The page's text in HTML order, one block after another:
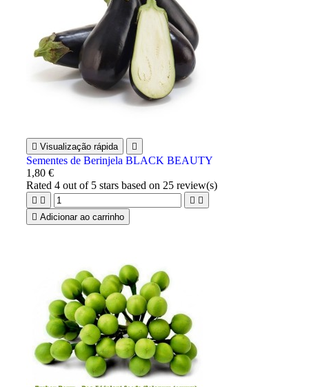
 Visualização rápida 
Sementes de Berinjela BLACK BEAUTY
1,80 €
Rated4 out of 5 stars based on 25 review(s)
   
 Adicionar ao carrinho